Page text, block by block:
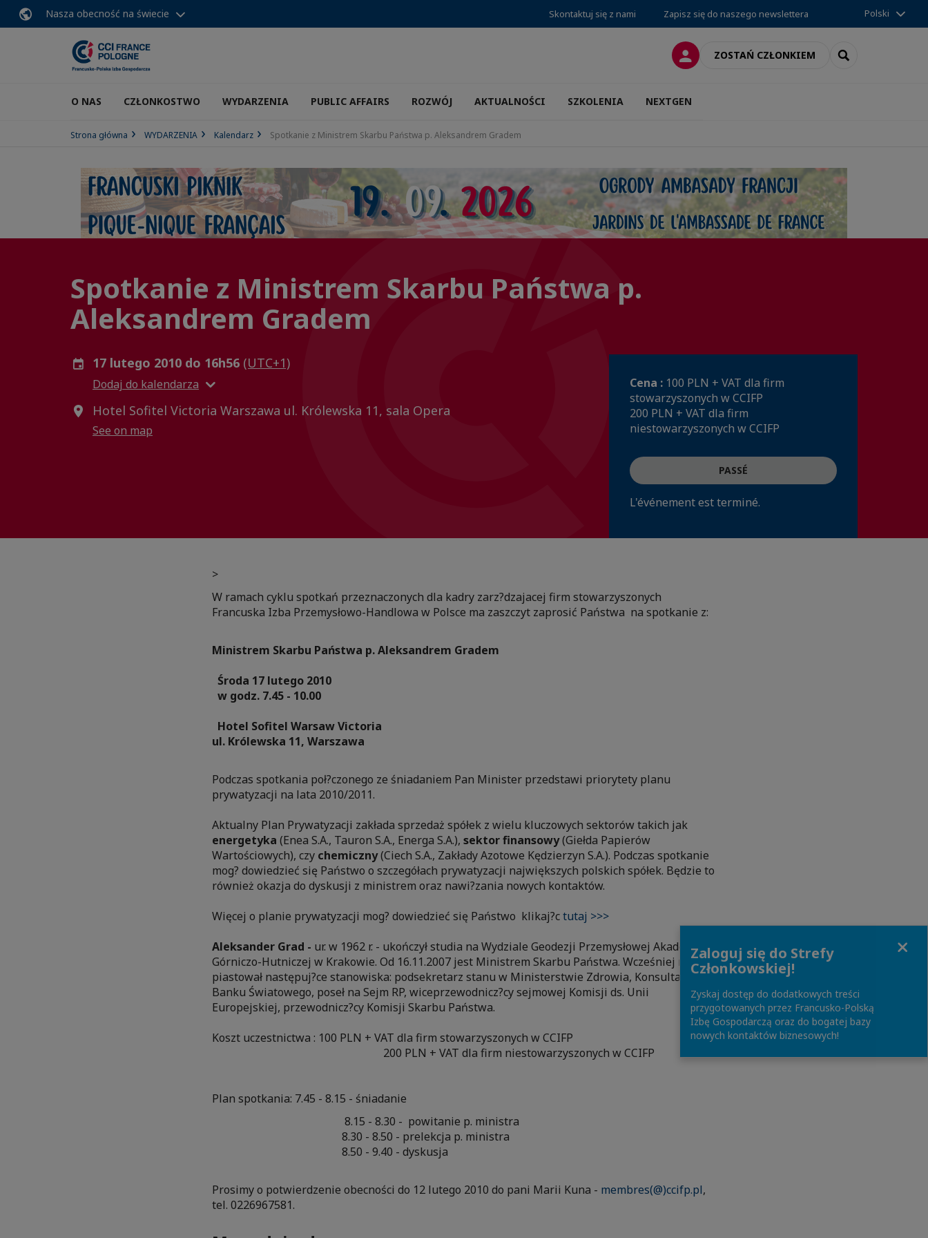
Nasza obecność na świecie Skontaktuj się z nami Zapisz się do naszego newslettera Polski
LOGOWANIEZOSTAŃ CZŁONKIEM SEARCH
O NAS CZŁONKOSTWO WYDARZENIA PUBLIC AFFAIRS ROZWÓJ AKTUALNOŚCI SZKOLENIA NEXTGEN
Strona główna WYDARZENIA Kalendarz Spotkanie z Ministrem Skarbu Państwa p. Aleksandrem Gradem
Spotkanie z Ministrem Skarbu Państwa p.
Aleksandrem Gradem
17 lutego 2010 do 16h56 (UTC+1)
Dodaj do kalendarza
Hotel Sofitel Victoria Warszawa ul. Królewska 11, sala Opera
See on map
Cena : 100 PLN + VAT dla firm
stowarzyszonych w CCIFP
200 PLN + VAT dla firm
niestowarzyszonych w CCIFP
PASSÉ
L'événement est terminé.
>
W ramach cyklu spotkań przeznaczonych dla kadry zarz?dzajacej firm stowarzyszonych
Francuska Izba Przemysłowo-Handlowa w Polsce ma zaszczyt zaprosić Państwa na spotkanie z:
Ministrem Skarbu Państwa p. Aleksandrem Gradem
Środa 17 lutego 2010
w godz. 7.45 - 10.00
Hotel Sofitel Warsaw Victoria
ul. Królewska 11, Warszawa
Podczas spotkania poł?czonego ze śniadaniem Pan Minister przedstawi priorytety planu
prywatyzacji na lata 2010/2011.
Aktualny Plan Prywatyzacji zakłada sprzedaż spółek z wielu kluczowych sektorów takich jak
energetyka (Enea S.A., Tauron S.A., Energa S.A.), sektor finansowy(Giełda Papierów
Wartościowych), czy chemiczny(Ciech S.A., Zakłady Azotowe Kędzierzyn S.A.). Podczas spotkanie
mog? dowiedzieć się Państwo o szczegółach prywatyzacji największych polskich spółek. Będzie to
również okazja do dyskusji z ministrem oraz nawi?zania nowych kontaktów.
Więcej o planie prywatyzacji mog? dowiedzieć się Państwo klikaj?ctutaj >>>
Aleksander Grad - ur. w 1962 r. - ukończył studia na Wydziale Geodezji Przemysłowej Akademii
Górniczo-Hutniczej w Krakowie. Od 16.11.2007 jest Ministrem Skarbu Państwa. Wcześniej m.in.
piastował następuj?ce stanowiska: podsekretarz stanu w Ministerstwie Zdrowia, Konsultant
Banku Światowego, poseł na Sejm RP, wiceprzewodnicz?cy sejmowej Komisji ds. Unii
Europejskiej, przewodnicz?cy Komisji Skarbu Państwa.
Koszt uczestnictwa : 100 PLN + VAT dla firm stowarzyszonych w CCIFP
200 PLN + VAT dla firm niestowarzyszonych w CCIFP
Plan spotkania: 7.45 - 8.15 - śniadanie
8.15 - 8.30 - powitanie p. ministra
8.30 - 8.50 - prelekcja p. ministra
8.50 - 9.40 - dyskusja
Prosimy o potwierdzenie obecności do 12 lutego 2010 do pani Marii Kuna - membres(@)ccifp.pl,
tel. 0226967581.
Zaloguj się do Strefy
Członkowskiej!
Zyskaj dostęp do dodatkowych treści
przygotowanych przez Francusko-Polską
Izbę Gospodarczą oraz do bogatej bazy
nowych kontaktów biznesowych!